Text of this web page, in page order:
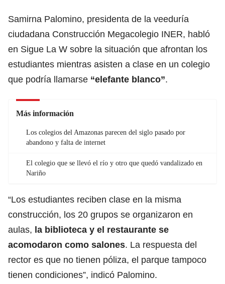
Samirna Palomino, presidenta de la veeduría
ciudadana Construcción Megacolegio INER, habló
en Sigue La W sobre la situación que afrontan los
estudiantes mientras asisten a clase en un colegio
que podría llamarse “elefante blanco”.
Más información
Los colegios del Amazonas parecen del siglo pasado por
abandono y falta de internet
El colegio que se llevó el río y otro que quedó vandalizado en
Nariño
“Los estudiantes reciben clase en la misma
construcción, los 20 grupos se organizaron en
aulas, la biblioteca y el restaurante se
acomodaron como salones. La respuesta del
rector es que no tienen póliza, el parque tampoco
tienen condiciones”, indicó Palomino.